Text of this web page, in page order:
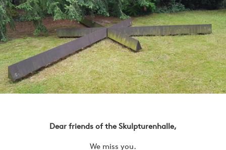
Dear friends of the Skulpturenhalle,
We miss you.